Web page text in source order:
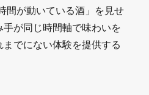
間が動いている酒」を見せ
が同じ時間軸で味わいを
でにない体験を提供する